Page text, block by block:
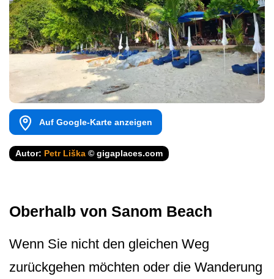
Auf Google-Karte anzeigen
Autor: Petr Liška © gigaplaces.com
Oberhalb von Sanom Beach
Wenn Sie nicht den gleichen Weg
zurückgehen möchten oder die Wanderung